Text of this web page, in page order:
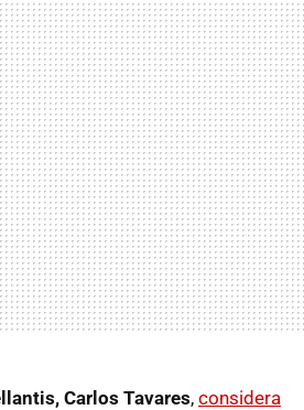
Carlos Tavares, considera